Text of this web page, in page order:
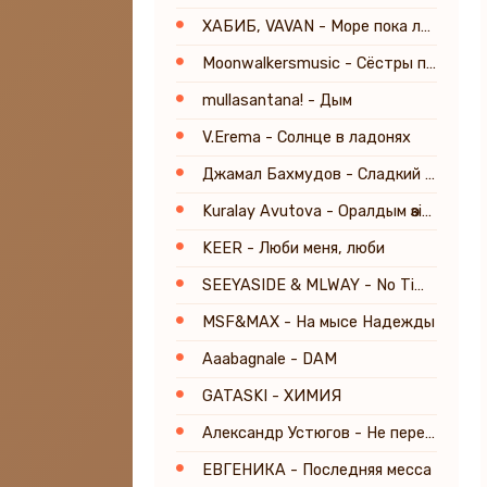
ХАБИБ, VAVAN - Море пока лето (prod. Fargo)
Moonwalkersmusic - Сёстры по сердцу
mullasantana! - Дым
V.Erema - Солнце в ладонях
Джамал Бахмудов - Сладкий яд твоей любви
Kuralay Avutova - Оралдым өзіме
KEER - Люби меня, люби
SEEYASIDE & MLWAY - No Time For Love
MSF&MAX - На мысе Надежды
Aaabagnale - DAM
GATASKI - ХИМИЯ
Александр Устюгов - Не перевернется мир
ЕВГЕНИКА - Последняя месса